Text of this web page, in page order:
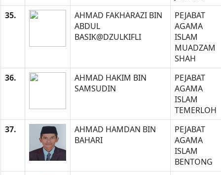
35.
AHMAD FAKHARAZI BIN
ABDUL
BASIK@DZULKIFLI
PEJABAT
AGAMA
ISLAM
MUADZAM
SHAH
36.
AHMAD HAKIM BIN
SAMSUDIN
PEJABAT
AGAMA
ISLAM
TEMERLOH
37.
AHMAD HAMDAN BIN
BAHARI
PEJABAT
AGAMA
ISLAM
BENTONG